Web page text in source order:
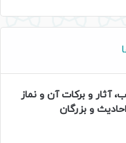
آثار و برکات آن و نماز
و بزرگان